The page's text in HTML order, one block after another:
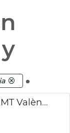
y
.
Dispositivo especial Eclipse EMT València